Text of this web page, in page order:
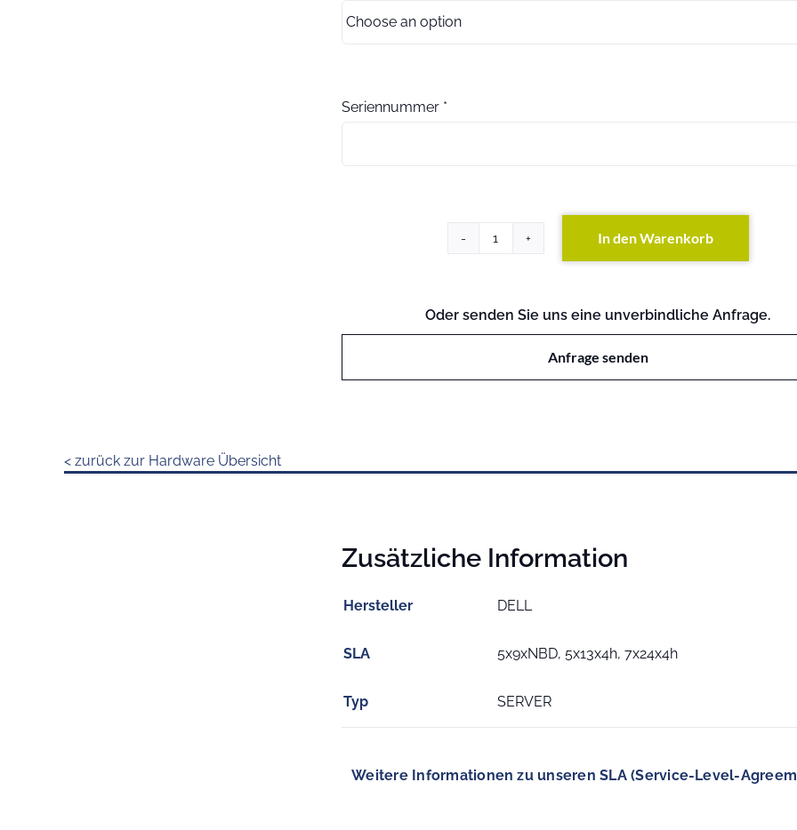
Seriennummer *
PowerEdge
In den Warenkorb
Oder senden Sie uns eine unverbindliche Anfrage.
Anfrage senden
< zurück zur Hardware Übersicht
Zusätzliche Information
Hersteller DELL
SLA 5x9xNBD, 5x13x4h, 7x24x4h
Typ SERVER
Weitere Informationen zu unseren SLA (Service-Level-